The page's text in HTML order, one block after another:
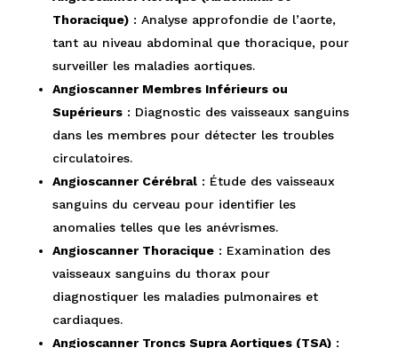
Thoracique): Analyse approfondie de l’aorte,
tant au niveau abdominal que thoracique, pour
surveiller les maladies aortiques.
Angioscanner Membres Inférieurs ou
Supérieurs: Diagnostic des vaisseaux sanguins
dans les membres pour détecter les troubles
circulatoires.
Angioscanner Cérébral: Étude des vaisseaux
sanguins du cerveau pour identifier les
anomalies telles que les anévrismes.
Angioscanner Thoracique: Examination des
vaisseaux sanguins du thorax pour
diagnostiquer les maladies pulmonaires et
cardiaques.
Angioscanner Troncs Supra Aortiques (TSA):